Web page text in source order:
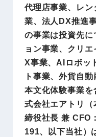
代理店事業、レ
業、法人DX推進
の事業は投資先
ョン事業、クリ
X事業、AIロボッ
ト事業、外貨自
本文化体験事業
式会社エアトリ（
締役社長 兼 CFO
191、以下当社）